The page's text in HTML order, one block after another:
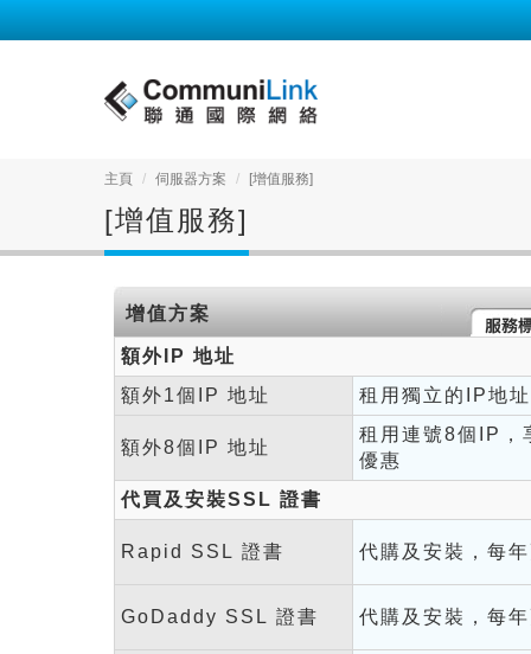
主頁 伺服器方案 [增值服務]
[增值服務]
增值方案
額外IP 地址
額外1個IP 地址
租用獨立的IP地址
額外8個IP 地址
租用連號8個IP，
優惠
代買及安裝SSL 證書
Rapid SSL 證書 代購及安裝，每
GoDaddy SSL 證書 代購及安裝，每